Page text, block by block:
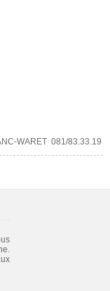
WARET 081/83.33.19